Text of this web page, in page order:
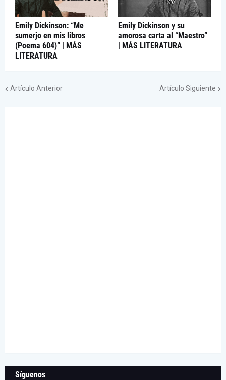
Emily Dickinson: “Me
sumerjo en mis libros
(Poema 604)” | MÁS
LITERATURA
Emily Dickinson y su
amorosa carta al “Maestro”
| MÁS LITERATURA
Artículo Anterior Artículo Siguiente
Síguenos